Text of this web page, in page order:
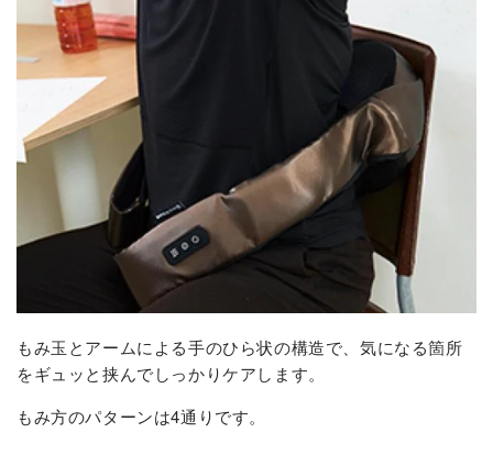
もみ玉とアームによる手のひら状の構造で、気になる箇所
をギュッと挟んでしっかりケアします。
もみ方のパターンは4通りです。